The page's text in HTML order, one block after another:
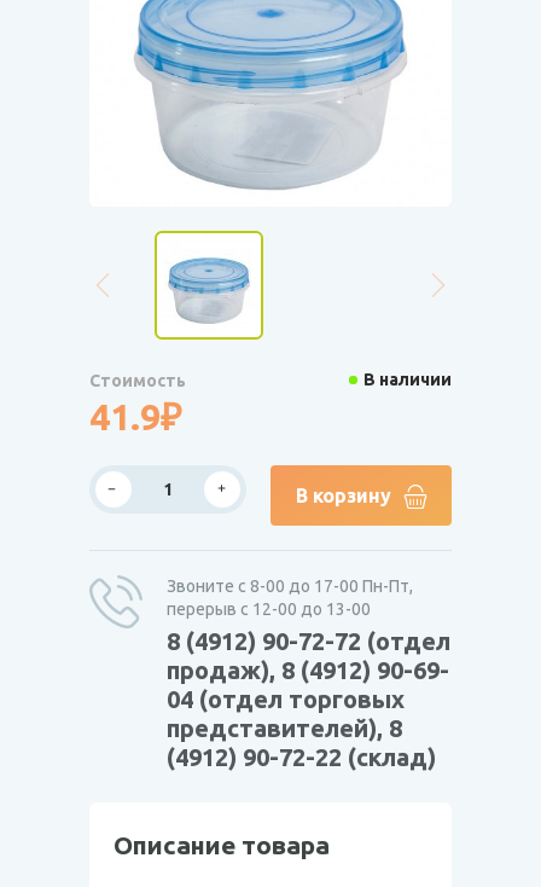
В наличии
Стоимость
41.9₽
В корзину
Звоните с 8-00 до 17-00 Пн-Пт,
перерыв с 12-00 до 13-00
8 (4912) 90-72-72 (отдел
продаж), 8 (4912) 90-69-
04 (отдел торговых
представителей), 8
(4912) 90-72-22 (склад)
Описание товара